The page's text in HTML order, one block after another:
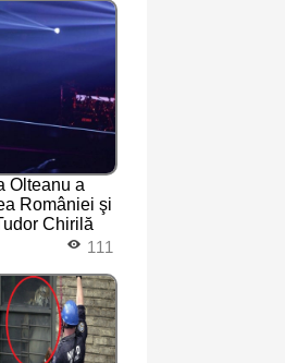
Olteanu a
României şi
Chirilă
111